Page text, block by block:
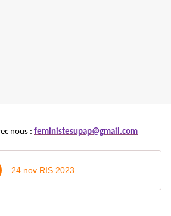
nous : feministesupap@gmail.com
24 nov RIS 2023